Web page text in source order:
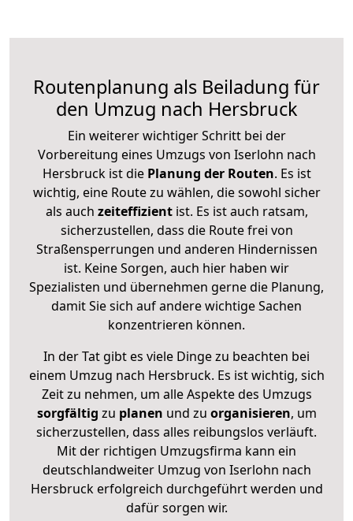
Routenplanung als Beiladung für
den Umzug nach Hersbruck
Ein weiterer wichtiger Schritt bei der
Vorbereitung eines Umzugs von Iserlohn nach
Hersbruck ist diePlanung der Routen. Es ist
wichtig, eine Route zu wählen, die sowohl sicher
als auch zeiteffizientist. Es ist auch ratsam,
sicherzustellen, dass die Route frei von
Straßensperrungen und anderen Hindernissen
ist. Keine Sorgen, auch hier haben wir
Spezialisten und übernehmen gerne die Planung,
damit Sie sich auf andere wichtige Sachen
konzentrieren können.
In der Tat gibt es viele Dinge zu beachten bei
einem Umzug nach Hersbruck. Es ist wichtig, sich
Zeit zu nehmen, um alle Aspekte des Umzugs
sorgfältig zu planen und zu organisieren, um
sicherzustellen, dass alles reibungslos verläuft.
Mit der richtigen Umzugsfirma kann ein
deutschlandweiter Umzug von Iserlohn nach
Hersbruck erfolgreich durchgeführt werden und
dafür sorgen wir.